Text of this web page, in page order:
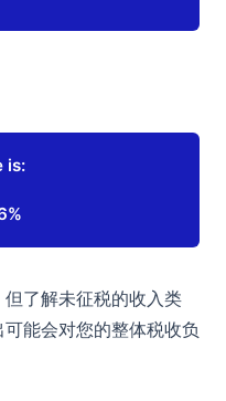
is:
了解未征税的收入类
能会对您的整体税收负